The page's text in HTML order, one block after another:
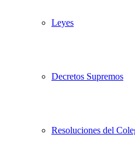
Leyes
Decretos Supremos
Resoluciones del